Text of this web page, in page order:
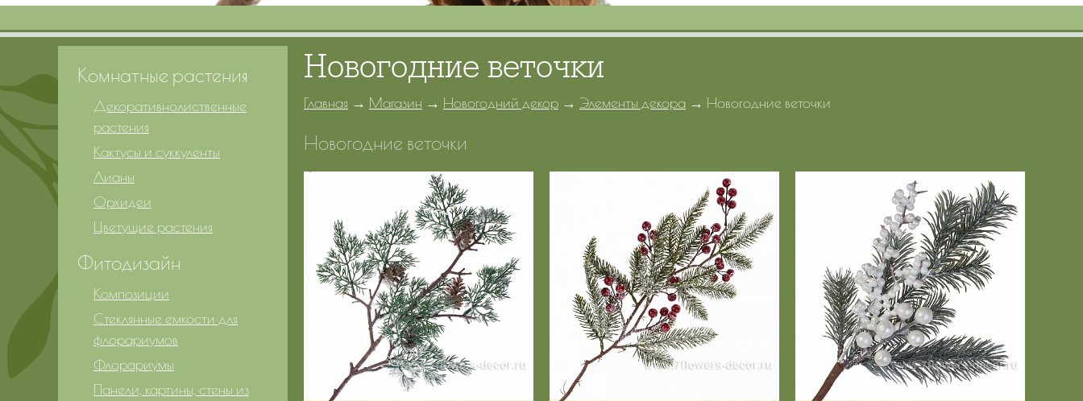
Новогодние веточки
Главная → Магазин → Новогодний декор → Элементы декора → Новогодние веточки
Новогодние веточки
Комнатные растения
Декоративнолиственные
растения
Кактусы и суккуленты
Лианы
Орхидеи
Цветущие растения
Фитодизайн
Композиции
Стеклянные емкости для
флорариумов
Флорариумы
Панели, картины, стены из